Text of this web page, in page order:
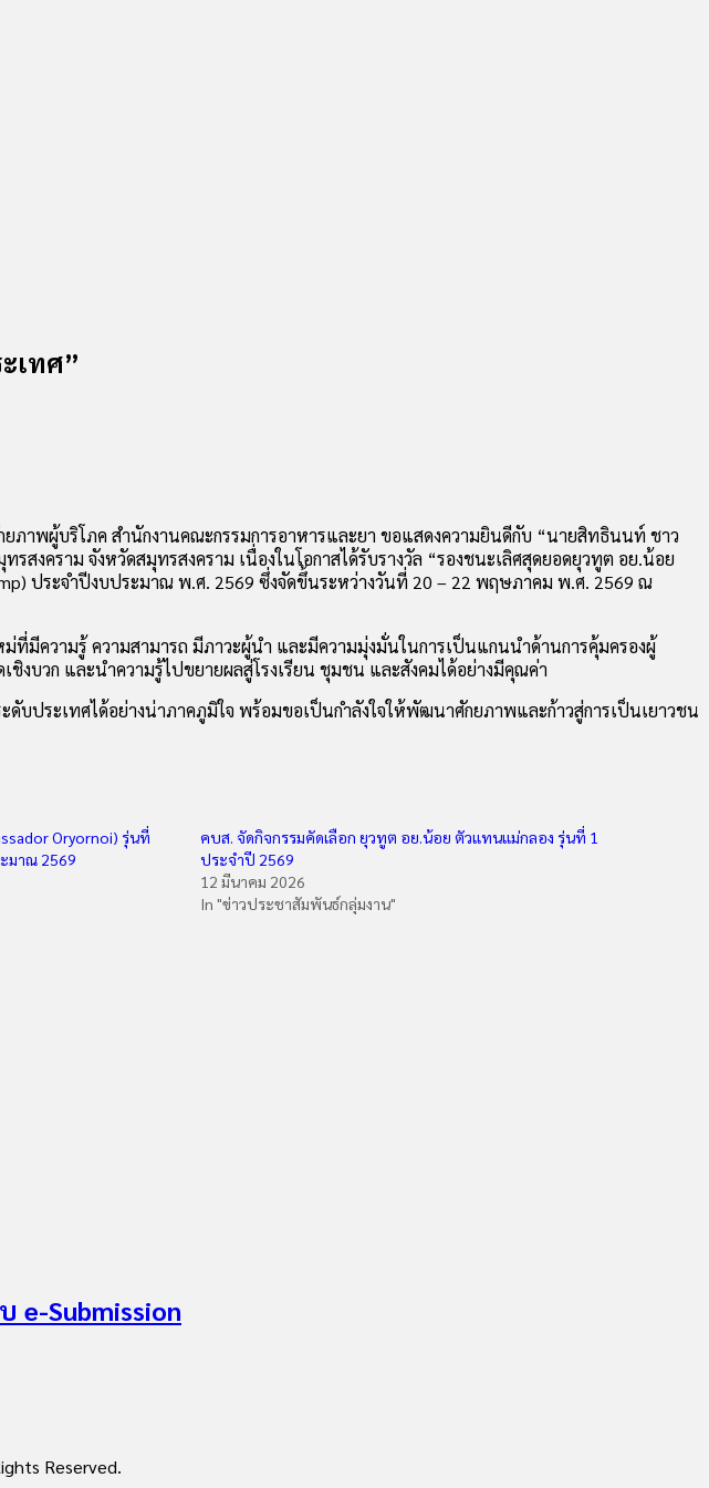
เทศ”
าพผู้บริโภค สำนักงานคณะกรรมการอาหารและยา ขอแสดงความยินดีกับ “นายสิทธินนท์ ชาว
สงคราม จังหวัดสมุทรสงคราม เนื่องในโอกาสได้รับรางวัล “รองชนะเลิศสุดยอดยุวทูต อย.น้อย
ประจำปีงบประมาณ พ.ศ. 2569 ซึ่งจัดขึ้นระหว่างวันที่ 20 – 22 พฤษภาคม พ.ศ. 2569 ณ
มีความรู้ ความสามารถ มีภาวะผู้นำ และมีความมุ่งมั่นในการเป็นแกนนำด้านการคุ้มครองผู้
งบวก และนำความรู้ไปขยายผลสู่โรงเรียน ชุมชน และสังคมได้อย่างมีคุณค่า
บประเทศได้อย่างน่าภาคภูมิใจ พร้อมขอเป็นกำลังใจให้พัฒนาศักยภาพและก้าวสู่การเป็นเยาวชน
Oryornoi) รุ่นที่
มาณ 2569
คบส. จัดกิจกรรมคัดเลือก ยุวทูต อย.น้อย ตัวแทนแม่กลอง รุ่นที่ 1
ประจำปี 2569
12 มีนาคม 2026
In "ข่าวประชาสัมพันธ์กลุ่มงาน"
Submission
Reserved.